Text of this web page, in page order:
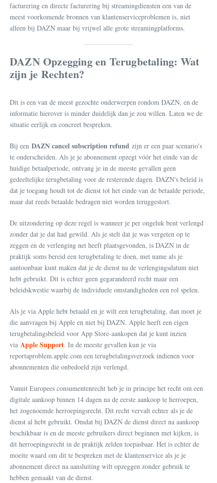
facturering en directe facturering bij streamingdiensten een van de
meest voorkomende bronnen van klantenserviceproblemen is, niet
alleen bij DAZN maar bij vrijwel alle grote streamingplatforms.
DAZN Opzegging en Terugbetaling: Wat
zijn je Rechten?
Dit is een van de meest gezochte onderwerpen rondom DAZN, en de
informatie hierover is minder duidelijk dan je zou willen. Laten we de
situatie eerlijk en concreet bespreken.
Bij een DAZN cancel subscription refund zijn er een paar scenario's
te onderscheiden. Als je je abonnement opzegt vóór het einde van de
huidige betaalperiode, ontvang je in de meeste gevallen geen
gedeeltelijke terugbetaling voor de resterende dagen. DAZN's beleid is
dat je toegang houdt tot de dienst tot het einde van de betaalde periode,
maar dat reeds betaalde bedragen niet worden teruggestort.
De uitzondering op deze regel is wanneer je per ongeluk bent verlengd
zonder dat je dat had gewild. Als je stelt dat je was vergeten op te
zeggen en de verlenging net heeft plaatsgevonden, is DAZN in de
praktijk soms bereid een terugbetaling te doen, met name als je
aantoonbaar kunt maken dat je de dienst na de verlengingsdatum niet
hebt gebruikt. Dit is echter geen gegarandeerd recht maar een
beleidskwestie waarbij de individuele omstandigheden een rol spelen.
Als je via Apple hebt betaald en je wilt een terugbetaling, dan moet je
die aanvragen bij Apple en niet bij DAZN. Apple heeft een eigen
terugbetalingsbeleid voor App Store-aankopen dat je kunt inzien
via Apple Support. In de meeste gevallen kun je via
reportaproblem.apple.com een terugbetalingsverzoek indienen voor
abonnementen die onbedoeld zijn verlengd.
Vanuit Europees consumentenrecht heb je in principe het recht om een
digitale aankoop binnen 14 dagen na de eerste aankoop te herroepen,
het zogenoemde herroepingsrecht. Dit recht vervalt echter als je de
dienst al hebt gebruikt. Omdat bij DAZN de dienst direct na aankoop
beschikbaar is en de meeste gebruikers direct beginnen met kijken, is
dit herroepingsrecht in de praktijk zelden toepasbaar. Het is echter de
moeite waard om dit te bespreken met de klantenservice als je je
abonnement direct na aansluiting wilt opzeggen zonder gebruik te
hebben gemaakt van de dienst.